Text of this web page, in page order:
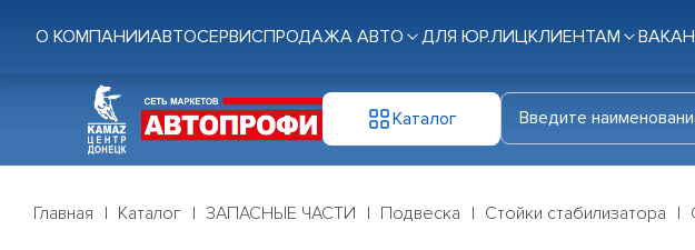
О КОМПАНИИАВТОСЕРВИСПРОДАЖА АВТО ДЛЯ ЮР.ЛИЦКЛИЕНТАМ
Каталог
Главная Каталог ЗАПАСНЫЕ ЧАСТИ Подвеска Стойки стабилизатора